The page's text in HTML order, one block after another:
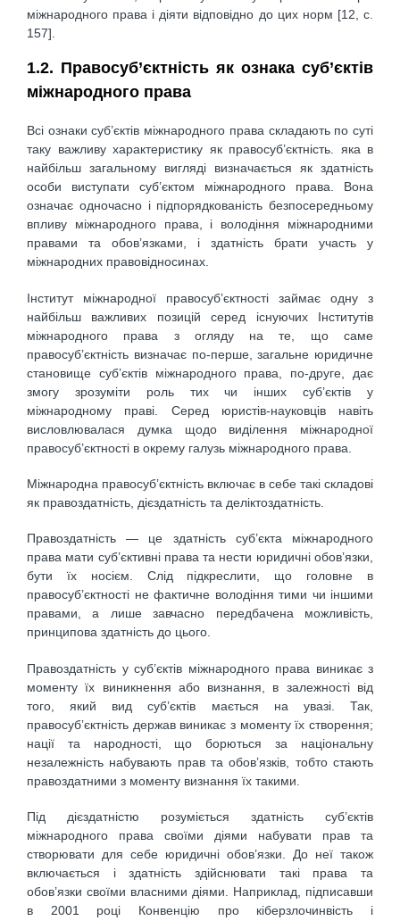
міжнародного права і діяти відповідно до цих норм [12, c.
157].
1.2. Правосуб’єктність як ознака суб’єктів
міжнародного права
Всі ознаки суб’єктів міжнародного права складають по суті
таку важливу характеристику як правосуб’єктність. яка в
найбільш загальному вигляді визначається як здатність
особи виступати суб’єктом міжнародного права. Вона
означає одночасно і підпорядкованість безпосередньому
впливу міжнародного права, і володіння міжнародними
правами та обов’язками, і здатність брати участь у
міжнародних правовідносинах.
Інститут міжнародної правосуб’єктності займає одну з
найбільш важливих позицій серед існуючих Інститутів
міжнародного права з огляду на те, що саме
правосуб’єктність визначає по-перше, загальне юридичне
становище суб’єктів міжнародного права, по-друге, дає
змогу зрозуміти роль тих чи інших суб’єктів у
міжнародному праві. Серед юристів-науковців навіть
висловлювалася думка щодо виділення міжнародної
правосуб’єктності в окрему галузь міжнародного права.
Міжнародна правосуб’єктність включає в себе такі складові
як правоздатність, дієздатність та деліктоздатність.
Правоздатність — це здатність суб’єкта міжнародного
права мати суб’єктивні права та нести юридичні обов’язки,
бути їх носієм. Слід підкреслити, що головне в
правосуб’єктності не фактичне володіння тими чи іншими
правами, а лише завчасно передбачена можливість,
принципова здатність до цього.
Правоздатність у суб’єктів міжнародного права виникає з
моменту їх виникнення або визнання, в залежності від
того, який вид суб’єктів мається на увазі. Так,
правосуб’єктність держав виникає з моменту їх створення;
нації та народності, що борються за національну
незалежність набувають прав та обов’язків, тобто стають
правоздатними з моменту визнання їх такими.
Під дієздатністю розуміється здатність суб’єктів
міжнародного права своїми діями набувати прав та
створювати для себе юридичні обов’язки. До неї також
включається і здатність здійснювати такі права та
обов’язки своїми власними діями. Наприклад, підписавши
в 2001 році Конвенцію про кіберзлочинвість і